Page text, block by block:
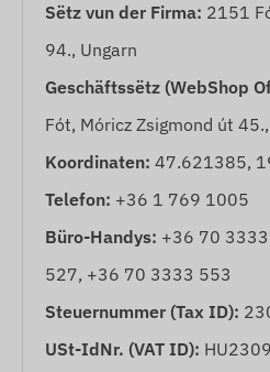
Sëtz vun der Firma: 2151
94., Ungarn
Geschäftssëtz (WebShop
Fót, Móricz Zsigmond út
Koordinaten: 47.621385,
Telefon: +36 1 769 1005
Büro-Handys: +36 70
527, +36 70 3333 553
Steuernummer (Tax ID):
USt-IdNr. (VAT ID):